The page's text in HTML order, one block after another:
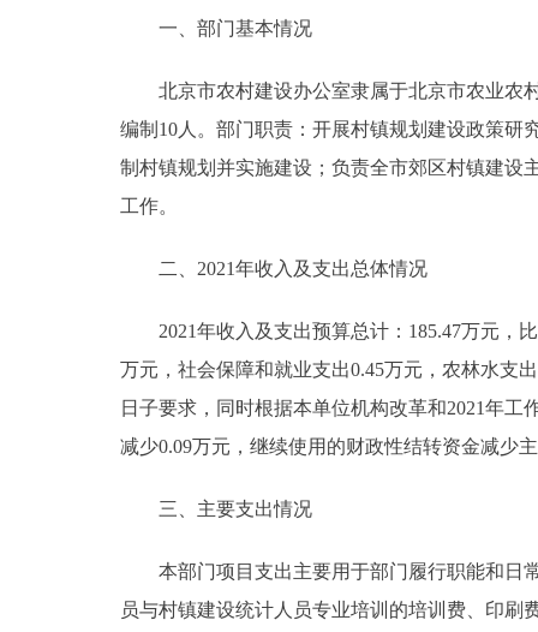
一、部门基本情况
北京市农村建设办公室隶属于北京市农业农村
编制10人。部门职责：开展村镇规划建设政策
制村镇规划并实施建设；负责全市郊区村镇建设
工作。
二、2021年收入及支出总体情况
2021年收入及支出预算总计：185.47万元，比
万元，社会保障和就业支出0.45万元，农林水支
日子要求，同时根据本单位机构改革和2021年工
减少0.09万元，继续使用的财政性结转资金减少
三、主要支出情况
本部门项目支出主要用于部门履行职能和日常
员与村镇建设统计人员专业培训的培训费、印